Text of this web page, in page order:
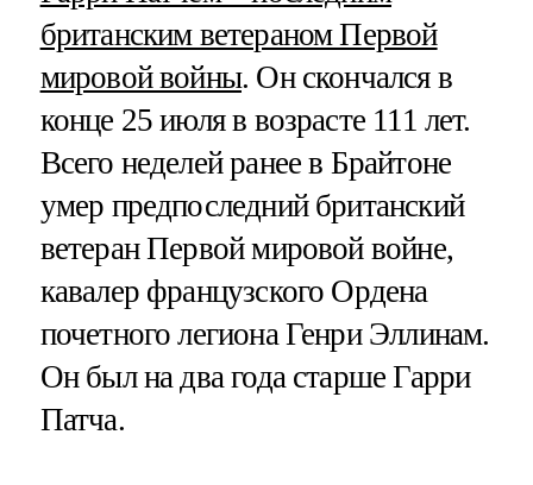
британским ветераном Первой
мировой войны. Он скончался в
конце 25 июля в возрасте 111 лет.
Всего неделей ранее в Брайтоне
умер предпоследний британский
ветеран Первой мировой войне,
кавалер французского Ордена
почетного легиона Генри Эллинам.
Он был на два года старше Гарри
Патча.